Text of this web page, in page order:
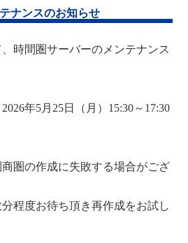
ナンスのお知らせ
時間圏サーバーのメンテナンス
年5月25日（月）15:30～17:30
圏の作成に失敗する場合がござ
程度お待ち頂き再作成をお試し